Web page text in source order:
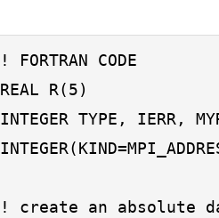
! FORTRAN CODE
REAL R(5)
INTEGER TYPE, IERR,
! create an absolute